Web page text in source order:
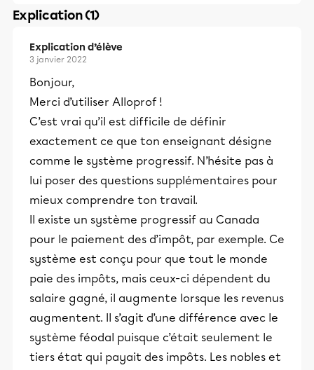
Explication (1)
Explication d’élève
3 janvier 2022
Bonjour,
Merci d’utiliser Alloprof !
C’est vrai qu’il est difficile de définir
exactement ce que ton enseignant désigne
comme le système progressif. N’hésite pas à
lui poser des questions supplémentaires pour
mieux comprendre ton travail.
Il existe un système progressif au Canada
pour le paiement des d’impôt, par exemple. Ce
système est conçu pour que tout le monde
paie des impôts, mais ceux-ci dépendent du
salaire gagné, il augmente lorsque les revenus
augmentent. Il s’agit d’une différence avec le
système féodal puisque c’était seulement le
tiers état qui payait des impôts. Les nobles et